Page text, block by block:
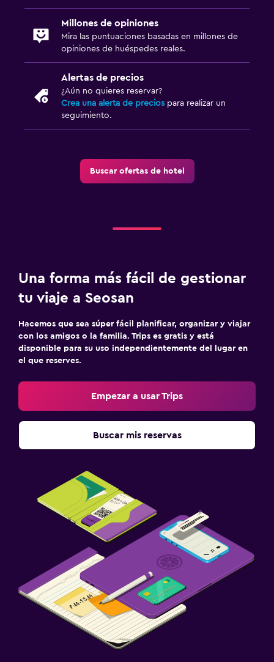
Millones de opiniones
Mira las puntuaciones basadas en millones de
opiniones de huéspedes reales.
Alertas de precios
¿Aún no quieres reservar?
Crea una alerta de precios para realizar un
seguimiento.
Buscar ofertas de hotel
Una forma más fácil de gestionar
tu viaje a Seosan
Hacemos que sea súper fácil planificar, organizar y viajar
con los amigos o la familia. Trips es gratis y está
disponible para su uso independientemente del lugar en
el que reserves.
Empezar a usar Trips
Buscar mis reservas